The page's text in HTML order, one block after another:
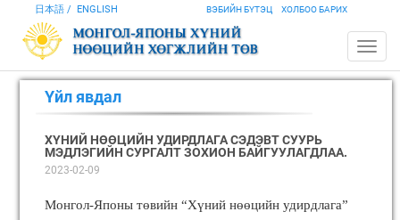
ВЭБИЙН БҮТЭЦ ХОЛБОО БАРИХ
日本語 ENGLISH
Үйл явдал
ХҮНИЙ НӨӨЦИЙН УДИРДЛАГА СЭДЭВТ СУУРЬ
МЭДЛЭГИЙН СУРГАЛТ ЗОХИОН БАЙГУУЛАГДЛАА.
2023-02-09
Монгол-Японы төвийн “Хүний нөөцийн удирдлага”